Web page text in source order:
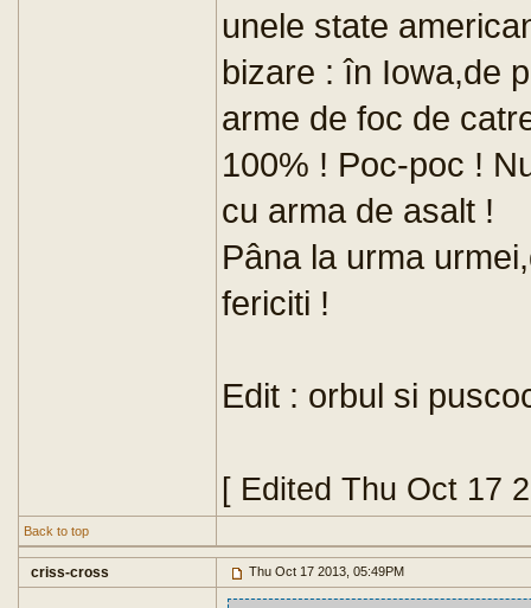
unele state
bizare : în Iowa,de
arme de foc de
100% ! Poc-poc !
cu arma de asalt !
Pâna la urma
fericiti !
Edit : orbul si
[ Edited Thu Oct 17
Back to top
criss-cross Thu Oct 17 2013, 05:49PM